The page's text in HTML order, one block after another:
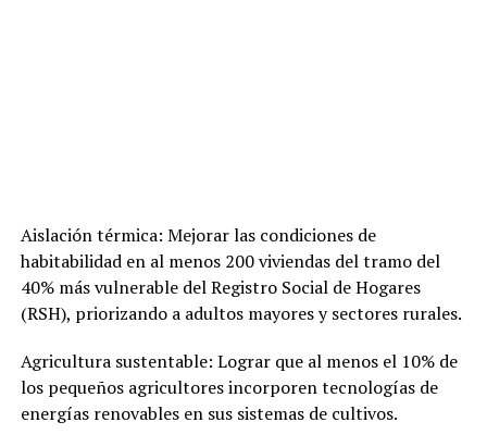
Aislación térmica: Mejorar las condiciones de
habitabilidad en al menos 200 viviendas del tramo del
40% más vulnerable del Registro Social de Hogares
(RSH), priorizando a adultos mayores y sectores rurales.
Agricultura sustentable: Lograr que al menos el 10% de
los pequeños agricultores incorporen tecnologías de
energías renovables en sus sistemas de cultivos.